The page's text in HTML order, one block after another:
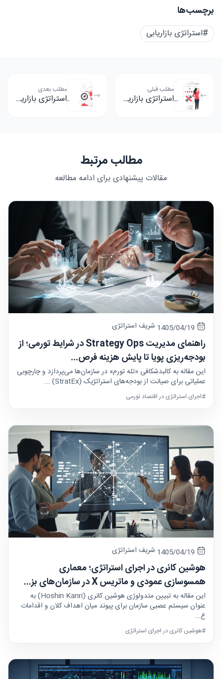
برچسب‌ها
#استراتژی بازاریابی
مطلب قبلی
استراتژی بازاریابی یک به یک چیست؟
مطلب بعدی
استراتژی بازاریابی تهاجمی چیست؟
مطالب مرتبط
مقالات پیشنهادی برای ادامه مطالعه
شریف استراتژی
راهنمای مدیریت Strategy Ops در شرایط تورمی؛ از
بودجه‌ریزی پویا تا پایش هزینه فرص...
این مقاله به کالبدشکافی «تله تورم» در سازمان‌ها می‌پردازد و چارچوبی
عملیاتی برای صیانت از بودجه‌های استراتژیک (StratEx) ...
#اجرای استراتژی در اقتصاد تورمی
شریف استراتژی
هوشین کانری در اجرای استراتژی؛ معماری
همسوسازی عمودی و ماتریس X در سازمان‌های بز...
این مقاله به تبیین متدولوژی هوشین کانری (Hoshin Kanri) به
عنوان سیستم عصبی سازمان برای پیوند میان اهداف کلان و اقدامات
ع...
#هوشین کانری در اجرای استراتژی